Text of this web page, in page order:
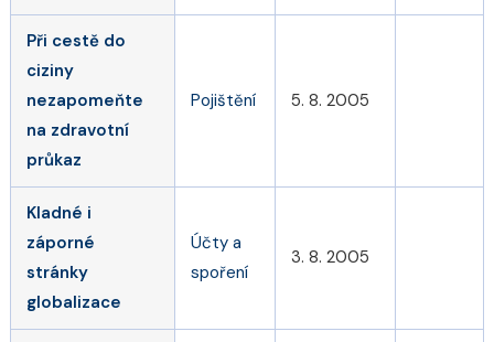
Při cestě do
ciziny
nezapomeňte
na zdravotní
průkaz
Pojištění 5. 8. 2005
Kladné i
záporné
stránky
globalizace
Účty a
spoření
3. 8. 2005